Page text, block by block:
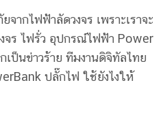
จากไฟฟ้าลัดวงจร เพราะเราจะ
จร ไฟรั่ว อุปกรณ์ไฟฟ้า Power
ป็นข่าวร้าย ทีมงานดิจิทัลไทย
ปลั๊กไฟ ใช้ยังไงให้